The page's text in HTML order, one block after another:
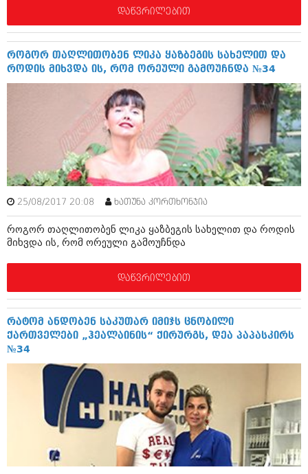
იანვარი 2014 (297)
დეკემბერი 2013 (365)
ნოემბერი 2013 (279)
ოქტომბერი 2013 (256)
სექტემბერი 2013 (368)
აგვისტო 2013 (89)
ივლისი 2013 (182)
ივნისი 2013 (212)
მაისი 2013 (259)
აპრილი 2013 (304)
მარტი 2013 (352)
თებერვალი 2013 (204)
იანვარი 2013 (334)
ნოემბერი 2012 (295)
სექტემბერი 2012 (264)
აგვისტო 2012 (268)
ივლისი 2012 (322)
ივნისი 2012 (282)
მარტი 2012 (259)
თებერვალი 2012 (376)
ოქტომბერი 2011 (754)
სექტემბერი 2011 (407)
აგვისტო 2011 (249)
ივლისი 2011 (400)
ივნისი 2011 (438)
მაისი 2011 (415)
აპრილი 2011 (294)
მარტი 2011 (654)
დაწვრილებით
როგორ თაღლითობენ ლიკა ყაზბეგის სახელით და
როდის მიხვდა ის, რომ ორეული გამოუჩნდა №34
25/08/2017 20:08 ხათუნა კორთხონჯია
როგორ თაღლითობენ ლიკა ყაზბეგის სახელით და როდის
მიხვდა ის, რომ ორეული გამოუჩნდა
დაწვრილებით
რატომ ანდობენ საკუთარ იმიჯს ცნობილი
ქართველები „ჰეალაინის“ ქირურგს, დეა პაპასკირს
№34